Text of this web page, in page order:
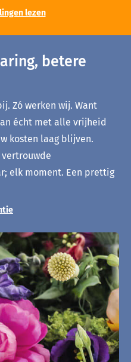
lezen
betere
Zó werken wij. Want
écht met alle vrijheid
kosten laag blijven.
elk moment. Een prettig